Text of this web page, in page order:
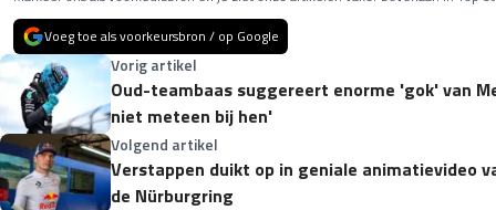
Voeg toe als voorkeursbron / op Google
Vorig artikel
Oud-teambaas suggereert enorme 'gok' van
niet meteen bij hen'
Volgend artikel
Verstappen duikt op in geniale animatievideo
de Nürburgring